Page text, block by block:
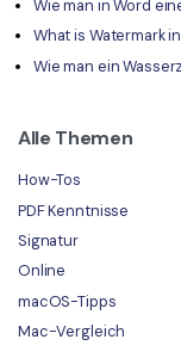
Wie man in Word
What is Watermark
Wie man ein
Alle Themen
How-Tos
PDF Kenntnisse
Signatur
Online
macOS-Tipps
Mac-Vergleich